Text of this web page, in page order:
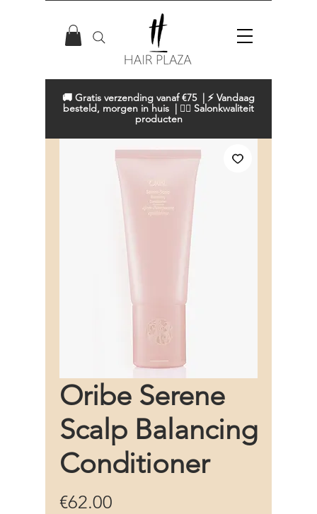
🚚 Gratis verzending vanaf €75 | ⚡ Vandaag
besteld, morgen in huis | 💇‍♀️ Salonkwaliteit
producten
Oribe Serene
Scalp Balancing
Conditioner
€62.00